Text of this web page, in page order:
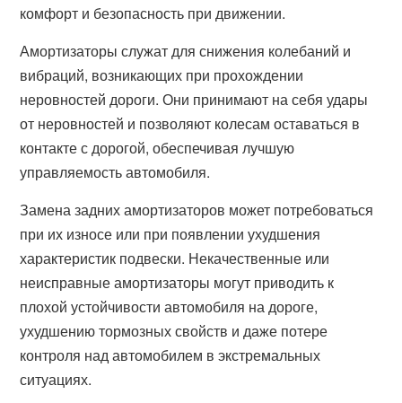
комфорт и безопасность при движении.
Амортизаторы служат для снижения колебаний и
вибраций, возникающих при прохождении
неровностей дороги. Они принимают на себя удары
от неровностей и позволяют колесам оставаться в
контакте с дорогой, обеспечивая лучшую
управляемость автомобиля.
Замена задних амортизаторов может потребоваться
при их износе или при появлении ухудшения
характеристик подвески. Некачественные или
неисправные амортизаторы могут приводить к
плохой устойчивости автомобиля на дороге,
ухудшению тормозных свойств и даже потере
контроля над автомобилем в экстремальных
ситуациях.